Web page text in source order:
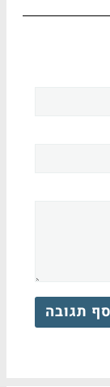
תגובה